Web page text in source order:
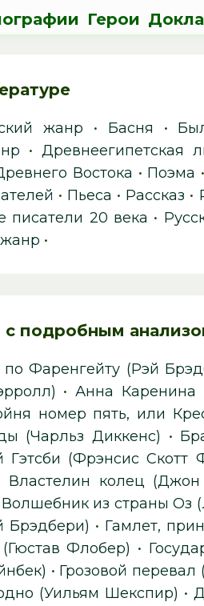
Герои
жанр • Басня •
• Древнеегипетская
Востока • Поэма •
• Пьеса • Рассказ •
писатели 20 века •
•
подробным
по Фаренгейту (Рэй
•Анна Каренина
номер пять, или
(Чарльз Диккенс) •
Гэтсби (Фрэнсис Скотт
Властелин колец
Волшебник из страны Оз
Брэдбери) • Гамлет,
Флобер) •
• Грозовой
(Уильям Шекспир) •